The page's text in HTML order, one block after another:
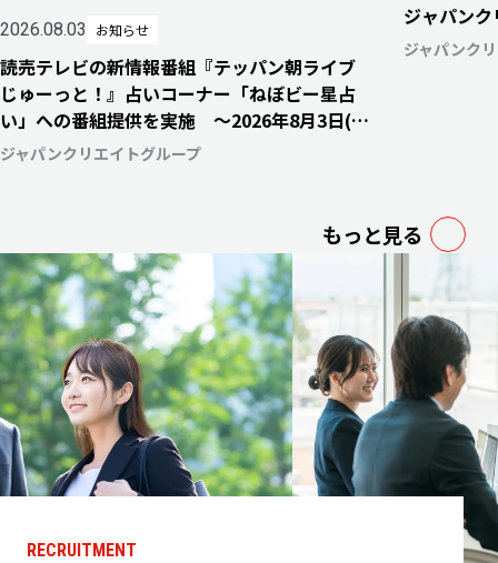
2026.08.03 お知らせ
読売テレビの新情報番組『テッパン朝ライブ
じゅーっと！』占いコーナー「ねぼビー星占
い」への番組提供を実施 〜2026年8月3日(月)
より毎週月・水・金曜日にて放送開始〜
ジャパンクリエイトグループ
ジャパン
ジャパンク
もっと見る
RECRUITMENT